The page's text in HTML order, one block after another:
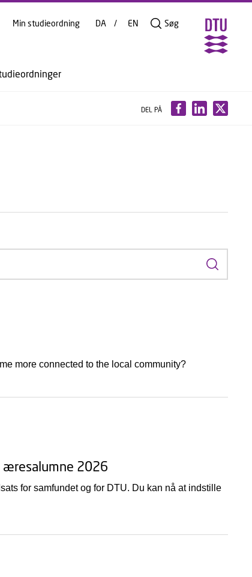
Min studieordning DA EN Søg
DEL PÅ
Søg
more connected to the local community?
æresalumne 2026
for samfundet og for DTU. Du kan nå at indstille